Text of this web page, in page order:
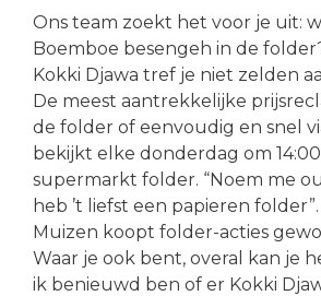
Ons team zoekt het voor je uit:
Boemboe besengeh in de
Kokki Djawa tref je niet zelden
De meest aantrekkelijke
de folder of eenvoudig en snel
bekijkt elke donderdag om
supermarkt folder. “Noem me
heb ’t liefst een papieren folder”.
Muizen koopt folder-acties
Waar je ook bent, overal kan je
ik benieuwd ben of er Kokki